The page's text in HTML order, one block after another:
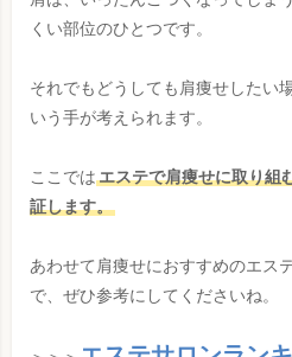
くい部位のひとつです。
それでもどうしても肩痩せしたい
いう手が考えられます。
ここではエステで肩痩せに取り組
証します。
あわせて肩痩せにおすすめのエス
で、ぜひ参考にしてくださいね。